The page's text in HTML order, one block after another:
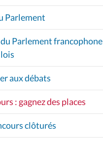
Parlement
Parlement francophone
aux débats
: gagnez des places
clôturés